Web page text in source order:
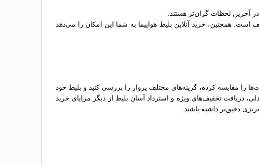
آخرین لحظات گران‌تر هستند.
است. همچنین، خرید آنلاین بلیط هواپیما به شما این امکان را می‌دهد
را مقایسه کرده، گزینه‌های مختلف پرواز را بررسی کنید و بلیط خود
دریافت تخفیف‌های ویژه و استرداد آسان بلیط از دیگر مزایای خرید
دقیق‌تر داشته باشید.